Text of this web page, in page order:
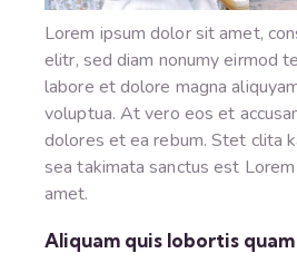
Lorem ipsum dolor sit amet,
elitr, sed diam nonumy eirmod
labore et dolore magna
voluptua. At vero eos et
dolores et ea rebum. Stet clita
sea takimata sanctus est
amet.
Aliquam quis lobortis quam